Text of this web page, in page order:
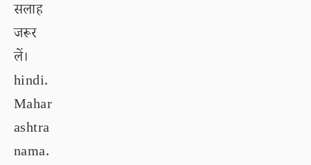
सलाह
जरूर
लें।
hindi.
Mahar
ashtra
nama.